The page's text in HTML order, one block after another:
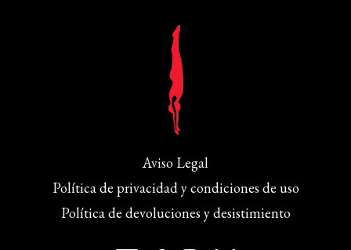
Aviso Legal
Política de privacidad y condiciones de uso
Política de devoluciones y desistimiento